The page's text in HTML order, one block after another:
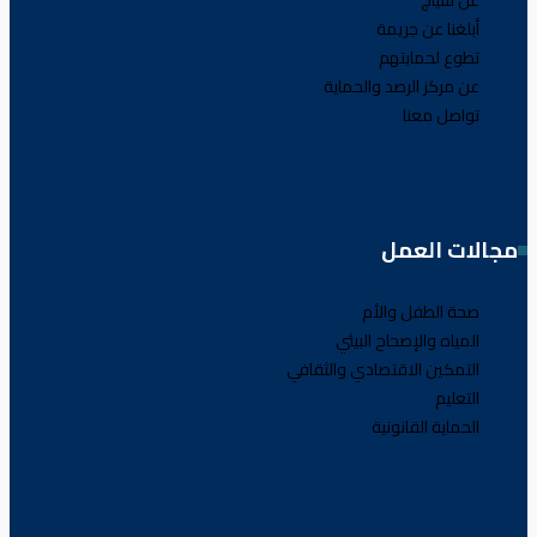
أبلغنا عن جريمة
تطوع لحمايتهم
عن مركز الرصد والحماية
تواصل معنا
مجالات العمل
صحة الطفل والأم
المياه والإصحاح البيئي
التمكين الاقتصادي والثقافي
التعليم
الحماية القانونية